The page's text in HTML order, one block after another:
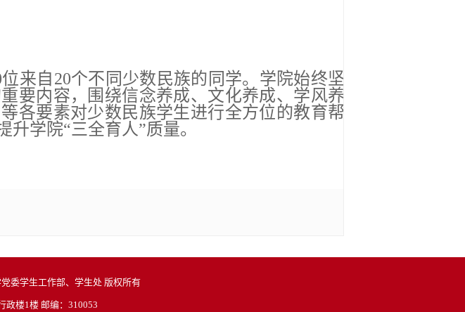
来自20个不同少数民族的同学。学院始终坚
要内容，围绕信念养成、文化养成、学风养
各要素对少数民族学生进行全方位的教育帮
学院“三全育人”质量。
委学生工作部、学生处 版权所有
政楼1楼 邮编：310053